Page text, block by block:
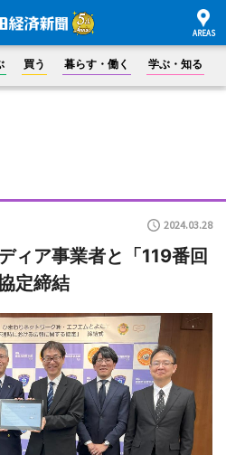
買う 暮らす・働く 学ぶ・知る
2024.03.28
ィア事業者と「119番回
定締結